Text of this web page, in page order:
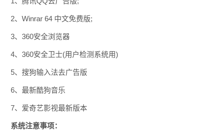
2、Winrar 64 中文免费版;
3、360安全浏览器
4、360安全卫士(用户检测系统用)
5、搜狗输入法去广告版
6、最新酷狗音乐
7、爱奇艺影视最新版本
系统注意事项：